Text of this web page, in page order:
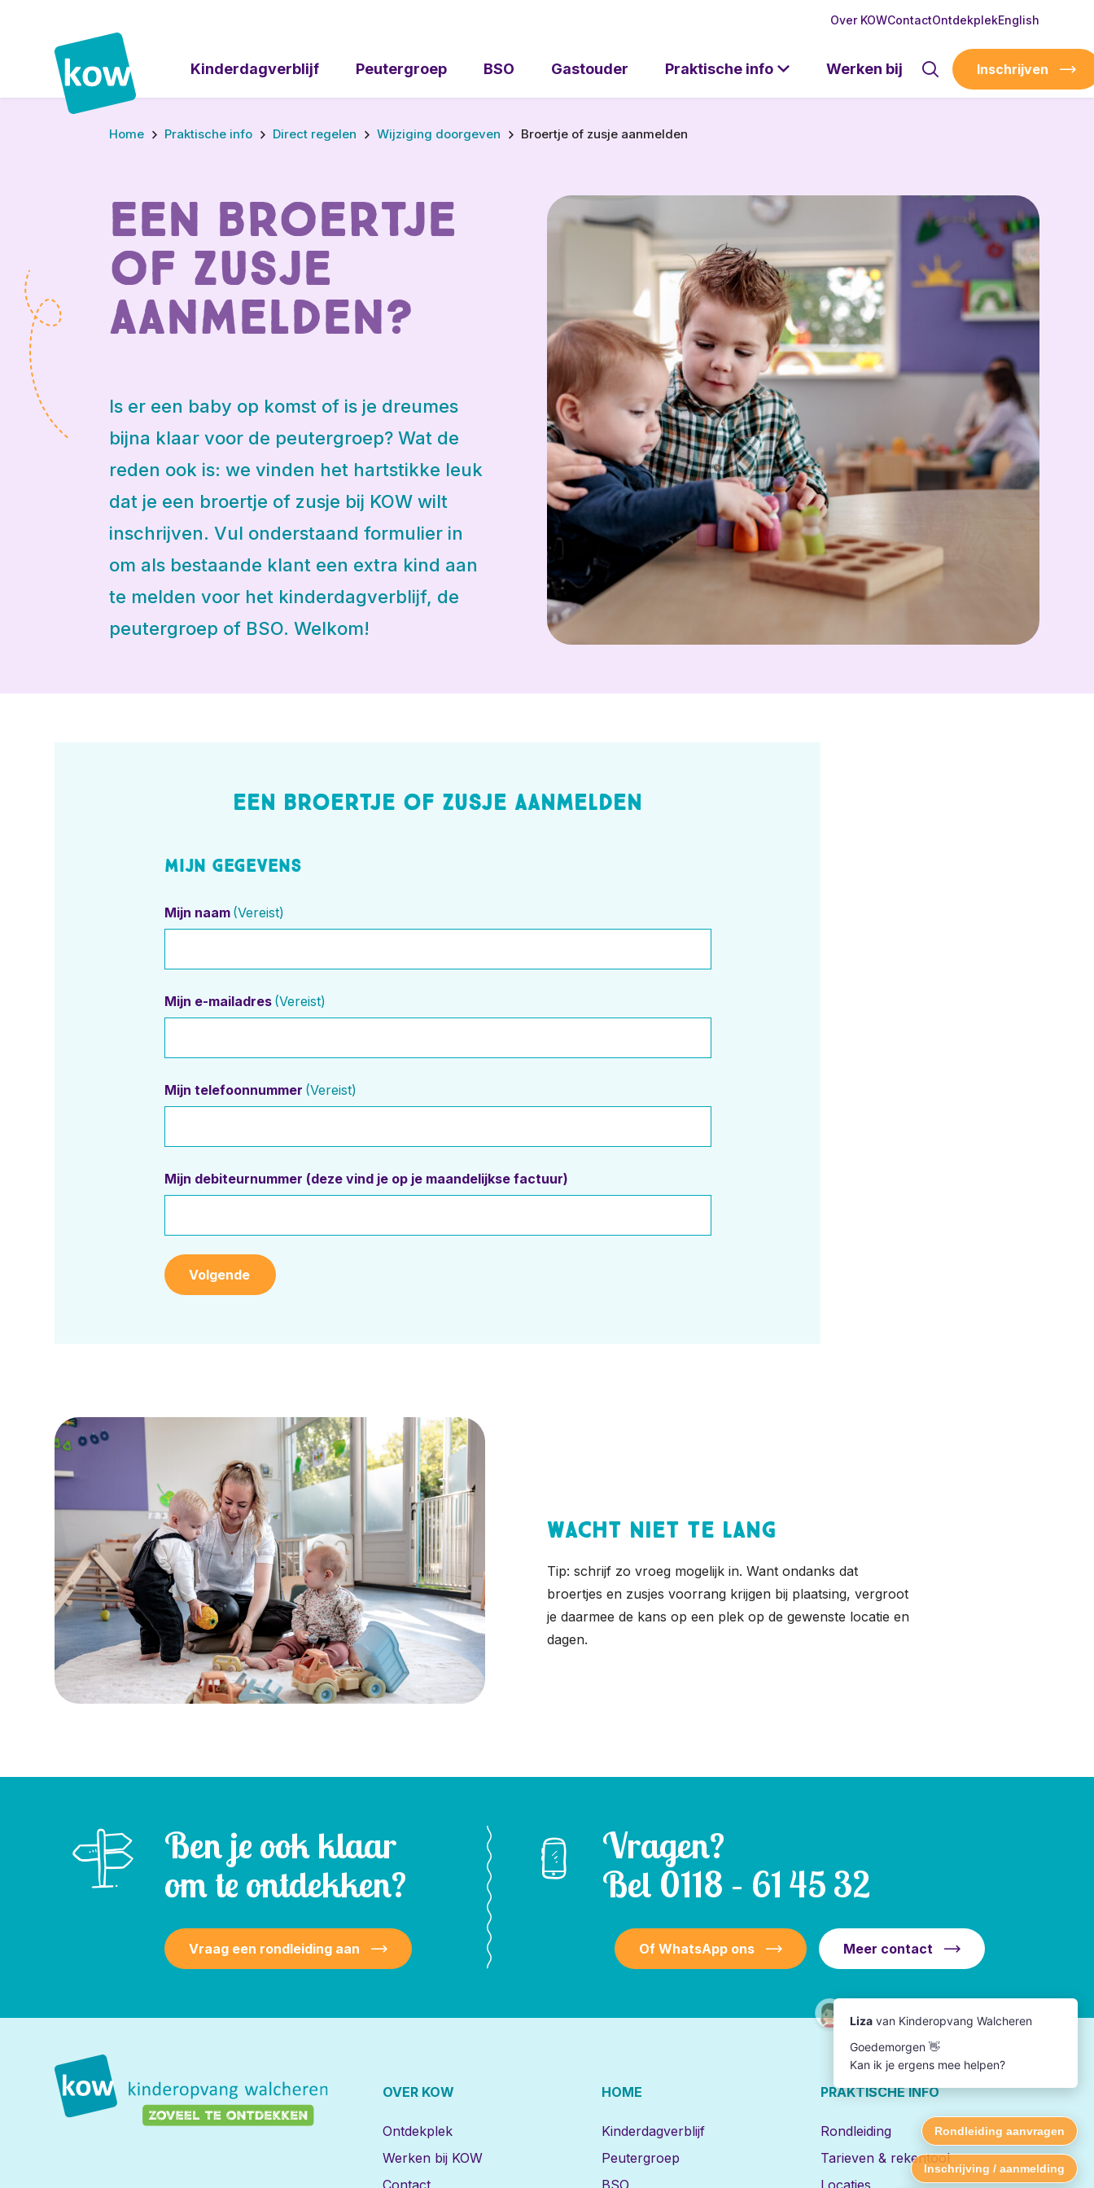
Over KOWContactOntdekplekEnglish
Kinderdagverblijf Peutergroep BSO Gastouder Praktische info Werken bij Inschrijven
Home Praktische info Direct regelen Wijziging doorgeven Broertje of zusje aanmelden
Een broertje
of zusje
aanmelden?
Is er een baby op komst of is je dreumes
bijna klaar voor de peutergroep? Wat de
reden ook is: we vinden het hartstikke leuk
dat je een broertje of zusje bij KOW wilt
inschrijven. Vul onderstaand formulier in
om als bestaande klant een extra kind aan
te melden voor het kinderdagverblijf, de
peutergroep of BSO. Welkom!
Een broertje of zusje aanmelden
Mijn gegevens
Mijn naam (Vereist)
Mijn e-mailadres (Vereist)
Mijn telefoonnummer (Vereist)
Mijn debiteurnummer (deze vind je op je maandelijkse factuur)
Wacht niet te lang
Tip: schrijf zo vroeg mogelijk in. Want ondanks dat
broertjes en zusjes voorrang krijgen bij plaatsing, vergroot
je daarmee de kans op een plek op de gewenste locatie en
dagen.
Ben je ook klaar
om te ontdekken?
Vraag een rondleiding aan
Vragen?
Bel 0118 – 61 45 32
Of WhatsApp ons Meer contact
OVER KOW
Ontdekplek
Werken bij KOW
HOME
Kinderdagverblijf
Peutergroep
PRAKTISCHE INFO
Rondleiding
Tarieven & rekentool